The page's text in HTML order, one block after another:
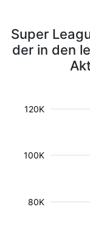
Super
der in den
80K
100K
120K